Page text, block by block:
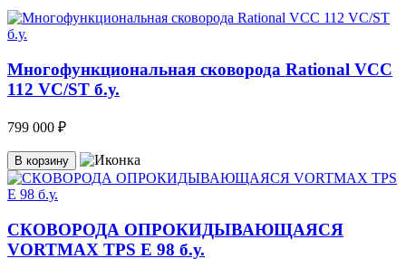
Многофункциональная сковорода Rational VCC
112 VC/ST б.у.
799 000 ₽
В корзину
СКОВОРОДА ОПРОКИДЫВАЮЩАЯСЯ
VORTMAX TPS E 98 б.у.